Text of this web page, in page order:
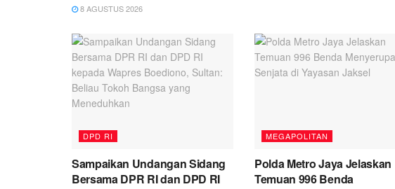
8 AGUSTUS 2026
DPD RI
Sampaikan Undangan Sidang
Bersama DPR RI dan DPD RI
MEGAPOLITAN
Polda Metro Jaya Jelaskan
Temuan 996 Benda